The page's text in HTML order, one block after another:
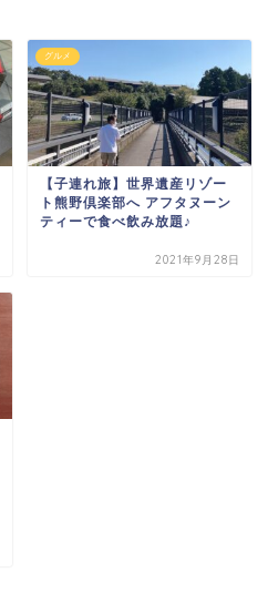
グルメ
【子連れ旅】世界遺産リゾー
ト熊野倶楽部へ アフタヌーン
ティーで食べ飲み放題♪
2021年9月28日